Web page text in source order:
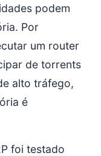
meu endereço
da Internet
ftp:// através
CPU?
podem
Por
um router
de torrents
alto tráfego,
é
foi testado